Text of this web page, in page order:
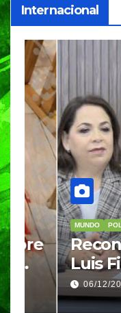
Internacional
MUNDO POLÍTICA
Luis
06/12/2025